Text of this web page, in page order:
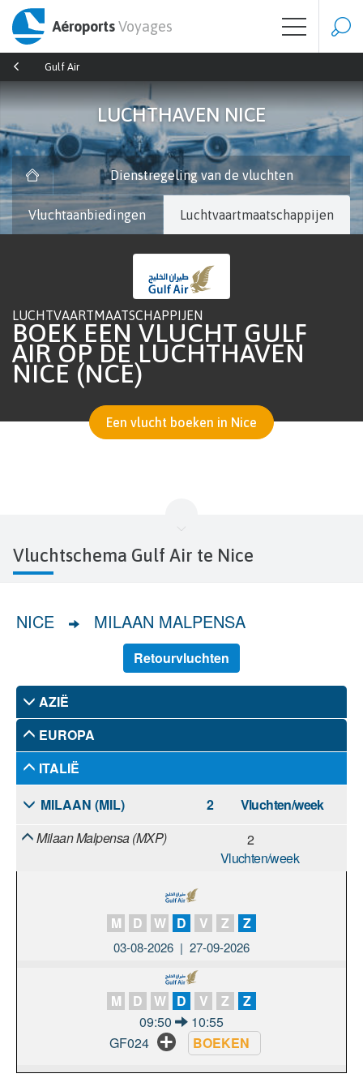
AéroportsVoyages
Gulf Air
LUCHTHAVEN NICE
Dienstregeling van de vluchten
Vluchtaanbiedingen Luchtvaartmaatschappijen
LUCHTVAARTMAATSCHAPPIJEN
BOEK EEN VLUCHT GULF
AIR OP DE LUCHTHAVEN
NICE (NCE)
Een vlucht boeken in Nice
Vluchtschema Gulf Air te Nice